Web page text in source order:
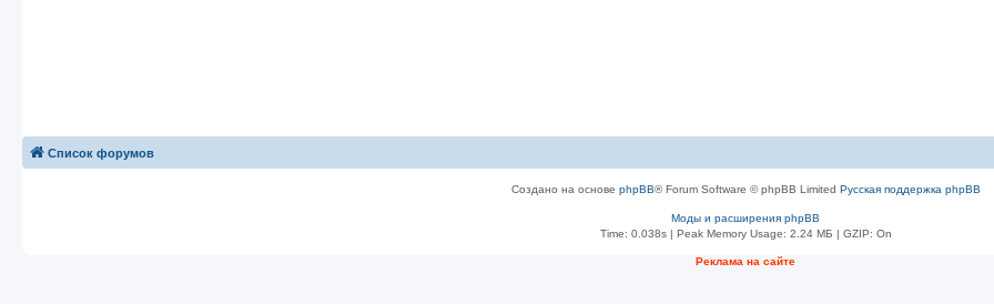
Список форумов
Создано на основе phpBB® Forum Software © phpBB Limited Русская поддержка phpBB
Моды и расширения phpBB
Time: 0.038s| Peak Memory Usage: 2.24 МБ | GZIP: On
Рeклама на сaйте